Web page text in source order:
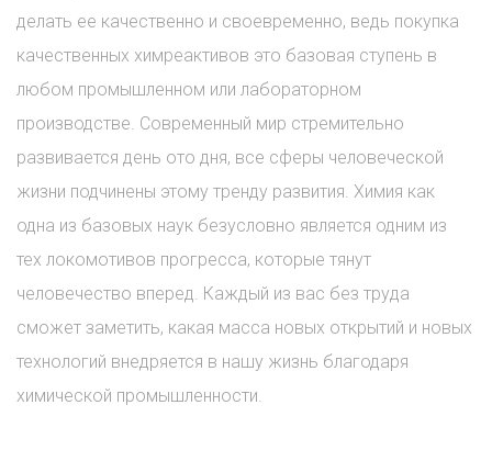
делать ее качественно и своевременно, ведь покупка
качественных химреактивов это базовая ступень в
любом промышленном или лабораторном
производстве. Современный мир стремительно
развивается день ото дня, все сферы человеческой
жизни подчинены этому тренду развития. Химия как
одна из базовых наук безусловно является одним из
тех локомотивов прогресса, которые тянут
человечество вперед. Каждый из вас без труда
сможет заметить, какая масса новых открытий и новых
технологий внедряется в нашу жизнь благодаря
химической промышленности.